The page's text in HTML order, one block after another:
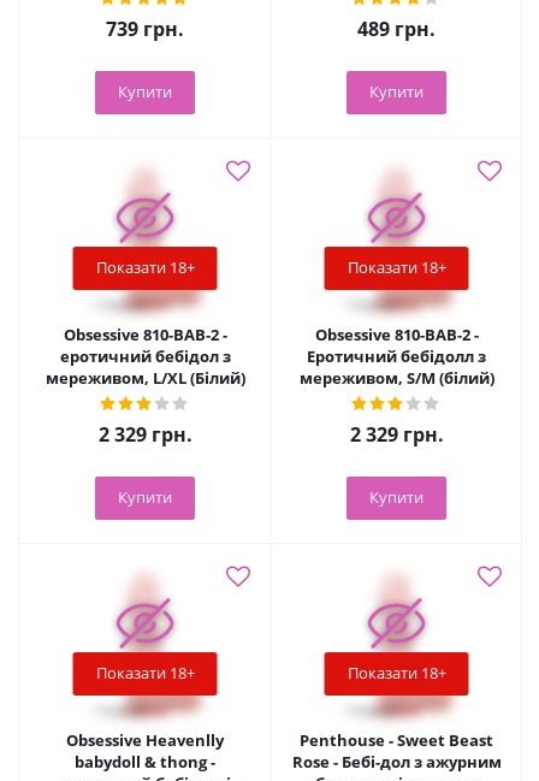
739 грн.
Купити
489 грн.
Купити
Показати 18+
Obsessive 810-BAB-2 -
еротичний бебідол з
мереживом, L/XL (Білий)
2 329грн.
Купити
Показати 18+
Obsessive 810-BAB-2 -
Еротичний бебідолл з
мереживом, S/M (білий)
2 329грн.
Купити
Показати 18+
Obsessive Heavenlly
babydoll & thong -
Показати 18+
Penthouse - Sweet Beast
Rose - Бебі-дол з ажурним